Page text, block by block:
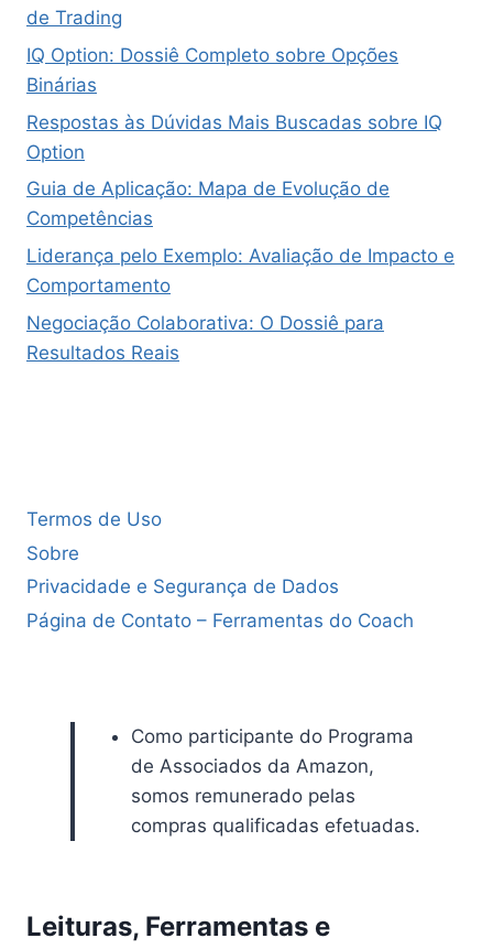
de Trading
IQ Option: Dossiê Completo sobre Opções
Binárias
Respostas às Dúvidas Mais Buscadas sobre IQ
Option
Guia de Aplicação: Mapa de Evolução de
Competências
Liderança pelo Exemplo: Avaliação de Impacto e
Comportamento
Negociação Colaborativa: O Dossiê para
Resultados Reais
Termos de Uso
Sobre
Privacidade e Segurança de Dados
Página de Contato – Ferramentas do Coach
Como participante do Programa
de Associados da Amazon,
somos remunerado pelas
compras qualificadas efetuadas.
Leituras, Ferramentas e